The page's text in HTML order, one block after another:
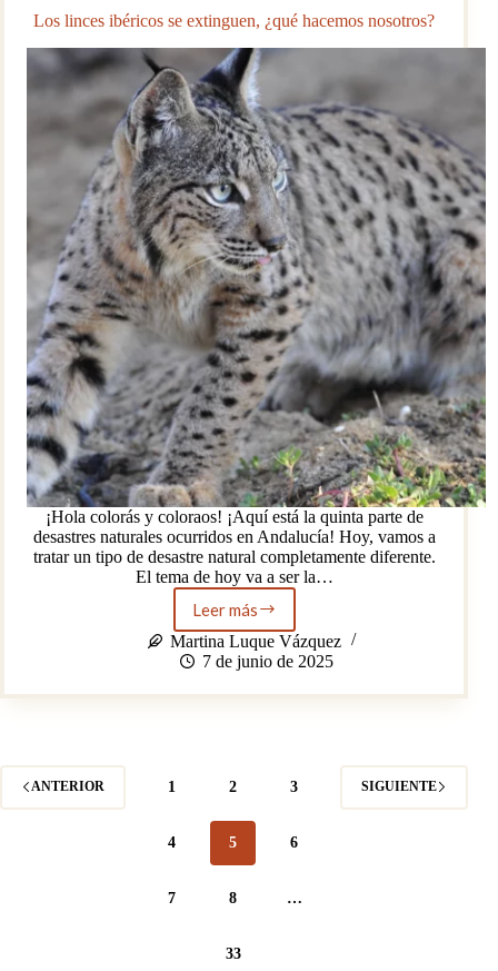
Los linces ibéricos se extinguen, ¿qué hacemos nosotros?
¡Hola colorás y coloraos! ¡Aquí está la quinta parte de
desastres naturales ocurridos en Andalucía! Hoy, vamos a
tratar un tipo de desastre natural completamente diferente.
El tema de hoy va a ser la…
Leer más
Los
linces
ibéricos
extinguen,
Martina Luque Vázquez
7 de junio de 2025
ANTERIOR 1 2 3
4 5 6
7 8 …
33
SIGUIENTE